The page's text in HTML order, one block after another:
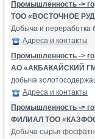
Промышленность ->
ТОО «ВОСТОЧНОЕ
Добыча и переработка
Адреса и контакты
Промышленность ->
АО «АКБАКАЙСКИЙ
добыча
Адреса и контакты
Промышленность ->
ФИЛИАЛ ТОО
Добыча сырья